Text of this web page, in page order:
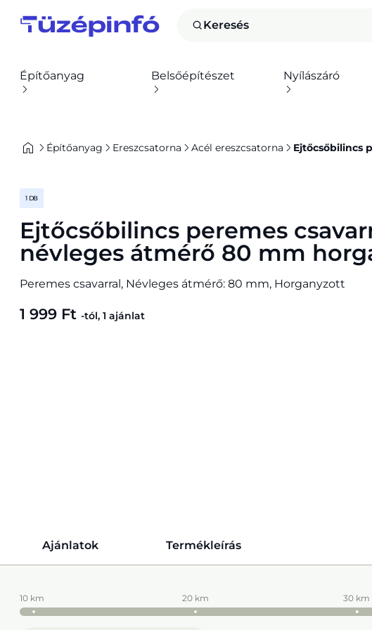
Keresés
Építőanyag Belsőépítészet Nyílászáró
Építőanyag Ereszcsatorna Acél ereszcsatorna Ejtőcsőbilincs
1 DB
Ejtőcsőbilincs peremes
névleges átmérő 80 mm
Peremes csavarral, Névleges átmérő: 80 mm, Horganyzott
1 999 Ft -tól, 1 ajánlat
Ajánlatok Termékleírás
10 km 20 km 30 km